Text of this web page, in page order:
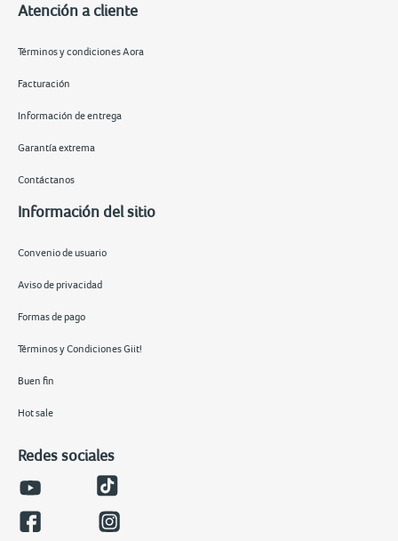
Atención a cliente
Términos y condiciones Aora
Facturación
Información de entrega
Garantía extrema
Contáctanos
Información del sitio
Convenio de usuario
Aviso de privacidad
Formas de pago
Términos y Condiciones Giit!
Buen fin
Hot sale
Redes sociales